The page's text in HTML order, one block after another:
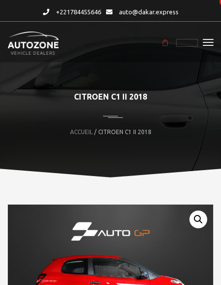
+221784455646 auto@dakar.express
CITROEN C1 II 2018
ACCUEIL / CITROEN C1 II 2018